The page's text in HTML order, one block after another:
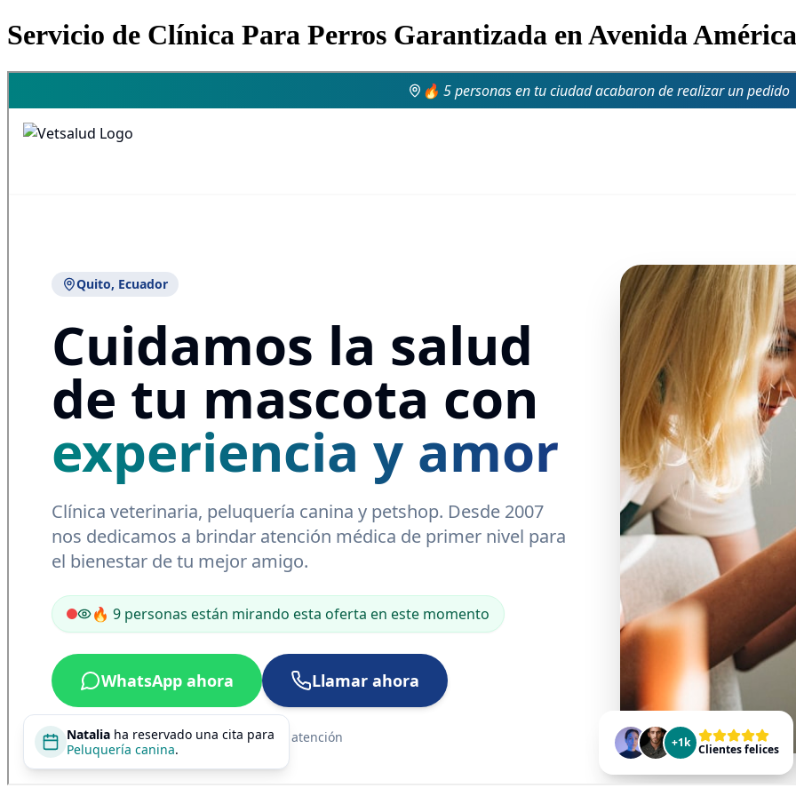
Servicio de Clínica Para Perros Garantizada en Avenida América